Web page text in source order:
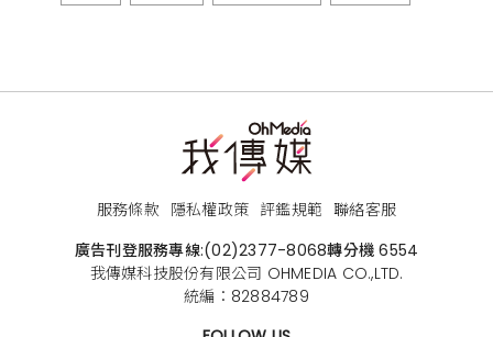
服務條款 隱私權政策 評鑑規範 聯絡客服
廣告刊登服務專線:(02)2377-8068轉分機 6554
我傳媒科技股份有限公司 OHMEDIA CO.,LTD.
統編：82884789